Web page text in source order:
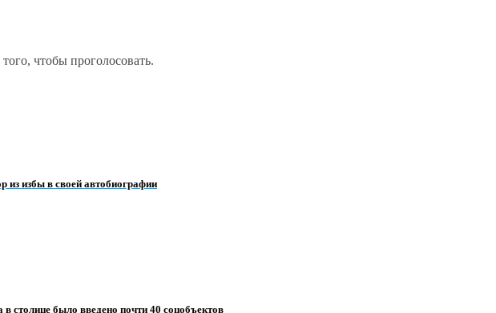
того, чтобы проголосовать.
из избы в своей автобиографии
столице было введено почти 40 соцобъектов